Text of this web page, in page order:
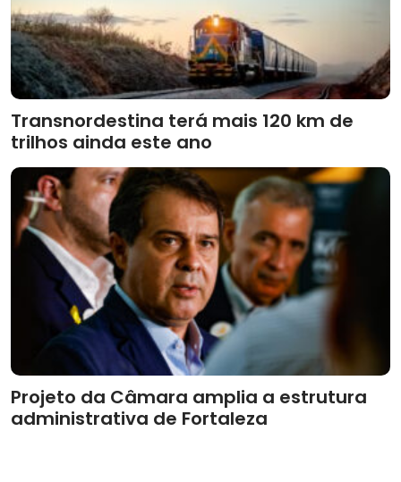
Transnordestina terá mais 120 km de
trilhos ainda este ano
Projeto da Câmara amplia a estrutura
administrativa de Fortaleza